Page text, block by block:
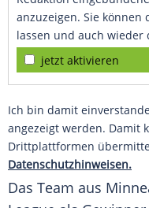
anzuzeigen. Sie können
lassen und auch wieder
jetzt aktivieren
Ich bin damit
angezeigt werden. Damit
Drittplattformen
Datenschutzhinweisen.
Das Team aus